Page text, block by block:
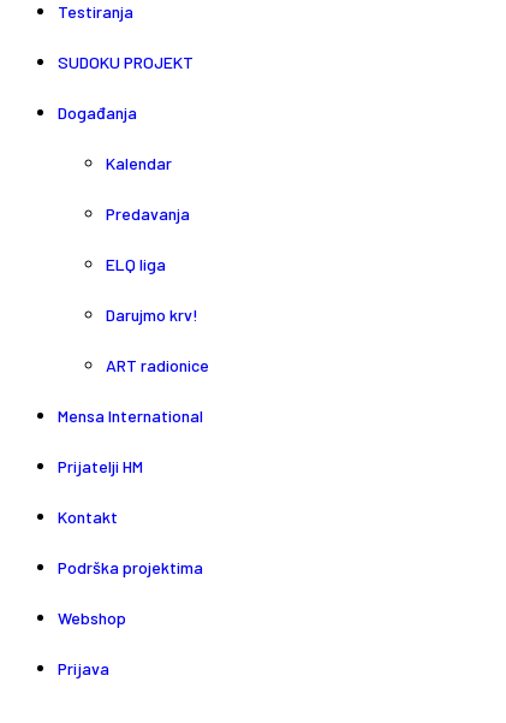
Testiranja
SUDOKU PROJEKT
Događanja
Kalendar
Predavanja
ELQ liga
Darujmo krv!
ART radionice
Mensa International
Prijatelji HM
Kontakt
Podrška projektima
Webshop
Prijava